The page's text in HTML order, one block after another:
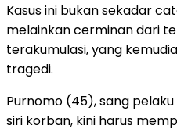
Kasus ini bukan sekadar
melainkan cerminan dari
terakumulasi, yang
tragedi.
​Purnomo (45), sang
siri korban, kini harus